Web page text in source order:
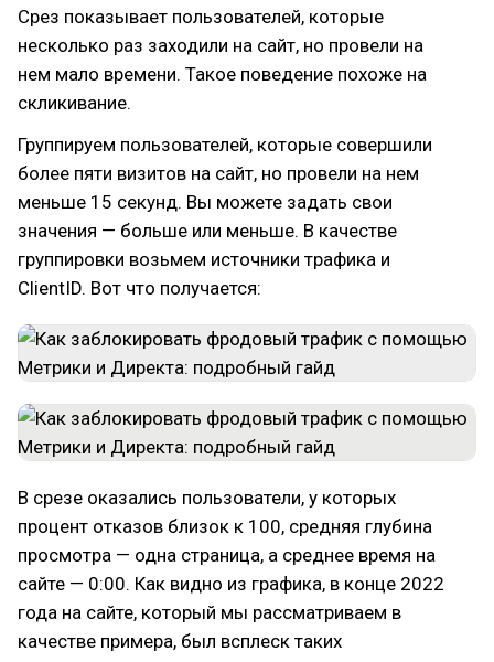
Срез показывает пользователей, которые
несколько раз заходили на сайт, но провели на
нем мало времени. Такое поведение похоже на
скликивание.
Группируем пользователей, которые совершили
более пяти визитов на сайт, но провели на нем
меньше 15 секунд. Вы можете задать свои
значения — больше или меньше. В качестве
группировки возьмем источники трафика и
ClientID. Вот что получается:
В срезе оказались пользователи, у которых
процент отказов близок к 100, средняя глубина
просмотра — одна страница, а среднее время на
сайте — 0:00. Как видно из графика, в конце 2022
года на сайте, который мы рассматриваем в
качестве примера, был всплеск таких